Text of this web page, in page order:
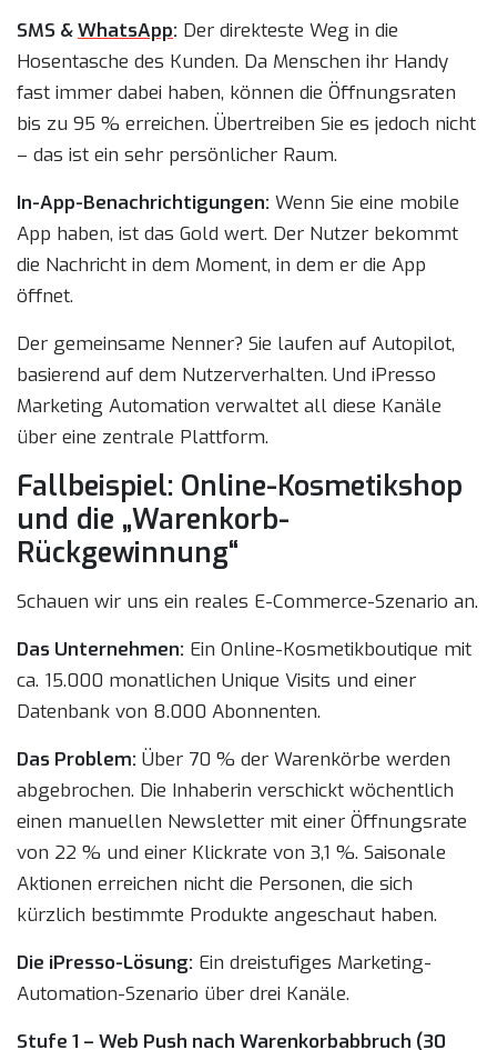
SMS &WhatsApp: Der direkteste Weg in die
Hosentasche des Kunden. Da Menschen ihr Handy
fast immer dabei haben, können die Öffnungsraten
bis zu 95 % erreichen. Übertreiben Sie es jedoch nicht
– das ist ein sehr persönlicher Raum.
In-App-Benachrichtigungen: Wenn Sie eine mobile
App haben, ist das Gold wert. Der Nutzer bekommt
die Nachricht in dem Moment, in dem er die App
öffnet.
Der gemeinsame Nenner? Sie laufen auf Autopilot,
basierend auf dem Nutzerverhalten. Und iPresso
Marketing Automation verwaltet all diese Kanäle
über eine zentrale Plattform.
Fallbeispiel: Online-Kosmetikshop
und die „Warenkorb-
Rückgewinnung“
Schauen wir uns ein reales E-Commerce-Szenario an.
Das Unternehmen: Ein Online-Kosmetikboutique mit
ca. 15.000 monatlichen Unique Visits und einer
Datenbank von 8.000 Abonnenten.
Das Problem: Über 70 % der Warenkörbe werden
abgebrochen. Die Inhaberin verschickt wöchentlich
einen manuellen Newsletter mit einer Öffnungsrate
von 22 % und einer Klickrate von 3,1 %. Saisonale
Aktionen erreichen nicht die Personen, die sich
kürzlich bestimmte Produkte angeschaut haben.
Die iPresso-Lösung: Ein dreistufiges Marketing-
Automation-Szenario über drei Kanäle.
Stufe 1 – Web Push nach Warenkorbabbruch (30